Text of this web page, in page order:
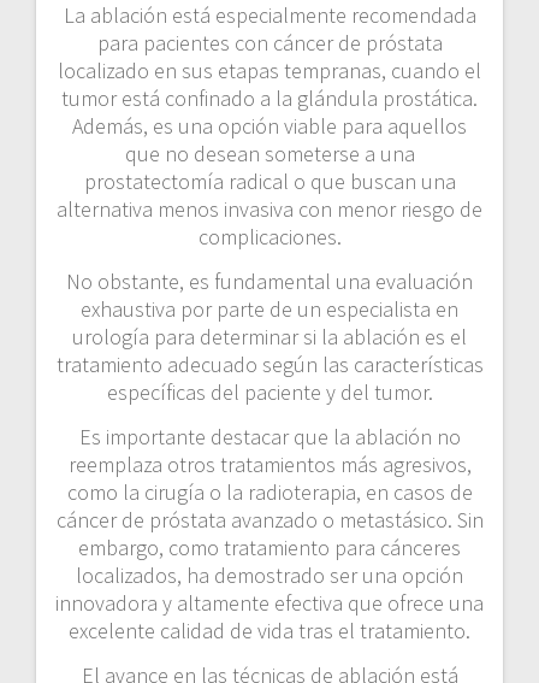
La ablación está especialmente recomendada
para pacientes con cáncer de próstata
localizado en sus etapas tempranas, cuando el
tumor está confinado a la glándula prostática.
Además, es una opción viable para aquellos
que no desean someterse a una
prostatectomía radical o que buscan una
alternativa menos invasiva con menor riesgo de
complicaciones.
No obstante, es fundamental una evaluación
exhaustiva por parte de un especialista en
urología para determinar si la ablación es el
tratamiento adecuado según las características
específicas del paciente y del tumor.
Es importante destacar que la ablación no
reemplaza otros tratamientos más agresivos,
como la cirugía o la radioterapia, en casos de
cáncer de próstata avanzado o metastásico. Sin
embargo, como tratamiento para cánceres
localizados, ha demostrado ser una opción
innovadora y altamente efectiva que ofrece una
excelente calidad de vida tras el tratamiento.
El avance en las técnicas de ablación está